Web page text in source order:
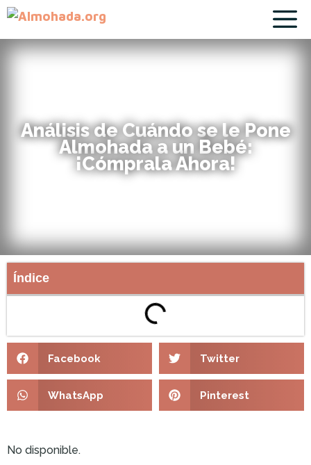
Análisis de Cuándo se le Pone
Almohada a un Bebé:
¡Cómprala Ahora!
Índice
Facebook Twitter
WhatsApp Pinterest
No disponible.